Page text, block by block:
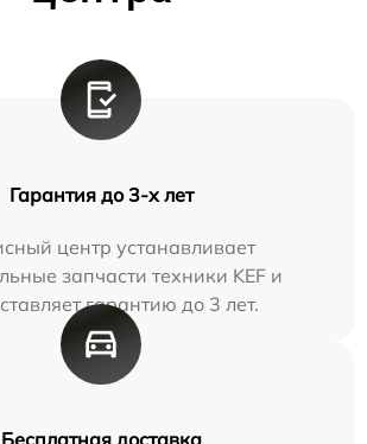
Гарантия до 3-х лет
центр устанавливает
запчасти техники KEF и
гарантию до 3 лет.
Бесплатная доставка